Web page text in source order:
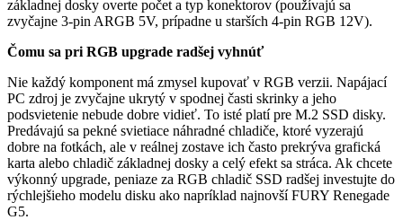
základnej dosky overte počet a typ konektorov (používajú sa
zvyčajne 3-pin ARGB 5V, prípadne u starších 4-pin RGB 12V).
Čomu sa pri RGB upgrade radšej vyhnúť
Nie každý komponent má zmysel kupovať v RGB verzii. Napájací
PC zdroj je zvyčajne ukrytý v spodnej časti skrinky a jeho
podsvietenie nebude dobre vidieť. To isté platí pre M.2 SSD disky.
Predávajú sa pekné svietiace náhradné chladiče, ktoré vyzerajú
dobre na fotkách, ale v reálnej zostave ich často prekrýva grafická
karta alebo chladič základnej dosky a celý efekt sa stráca. Ak chcete
výkonný upgrade, peniaze za RGB chladič SSD radšej investujte do
rýchlejšieho modelu disku ako napríklad najnovší FURY Renegade
G5.